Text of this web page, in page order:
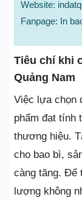
Website:
Fanpage: In
Tiêu chí khi
Quảng Nam
Việc lựa chọn
phẩm đạt tính
thương hiệu.
cho bao bì,
càng tăng. Để
lượng không